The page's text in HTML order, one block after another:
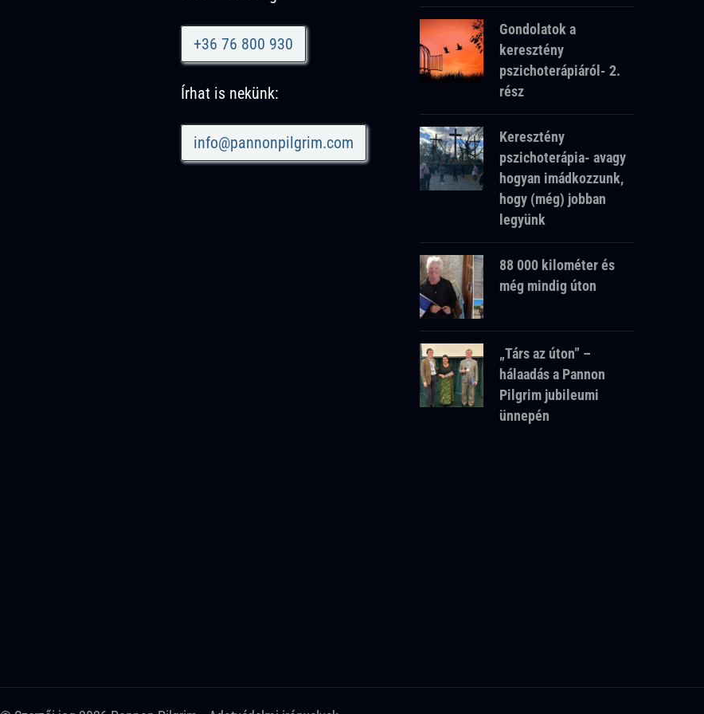
+36 76 800 930
Írhat is nekünk:
info@pannonpilgrim.com
Gondolatok a
keresztény
pszichoterápiáról- 2.
rész
Keresztény
pszichoterápia- avagy
hogyan imádkozzunk,
hogy (még) jobban
legyünk
88 000 kilométer és
még mindig úton
„Társ az úton” –
hálaadás a Pannon
Pilgrim jubileumi
ünnepén